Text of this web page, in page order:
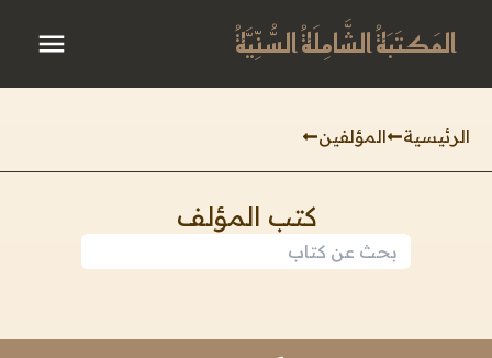
المَكتَبَةُ الشَّامِلَةُ السُّنِّيَّةُ
الرئيسية المؤلفين
كتب المؤلف